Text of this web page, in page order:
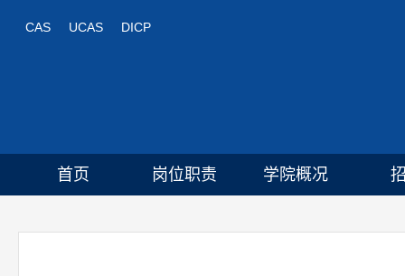
CAS UCAS DICP
首页 岗位职责 学院概况